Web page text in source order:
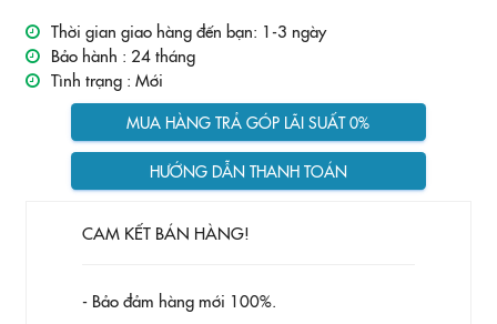
Thời gian giao hàng đến bạn: 1-3 ngày
Bảo hành : 24 tháng
Tình trạng : Mới
MUA HÀNG TRẢ GÓP LÃI SUẤT 0%
HƯỚNG DẪN THANH TOÁN
CAM KẾT BÁN HÀNG!
- Bảo đảm hàng mới 100%.